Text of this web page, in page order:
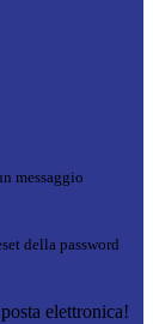
messaggio
della password
elettronica!